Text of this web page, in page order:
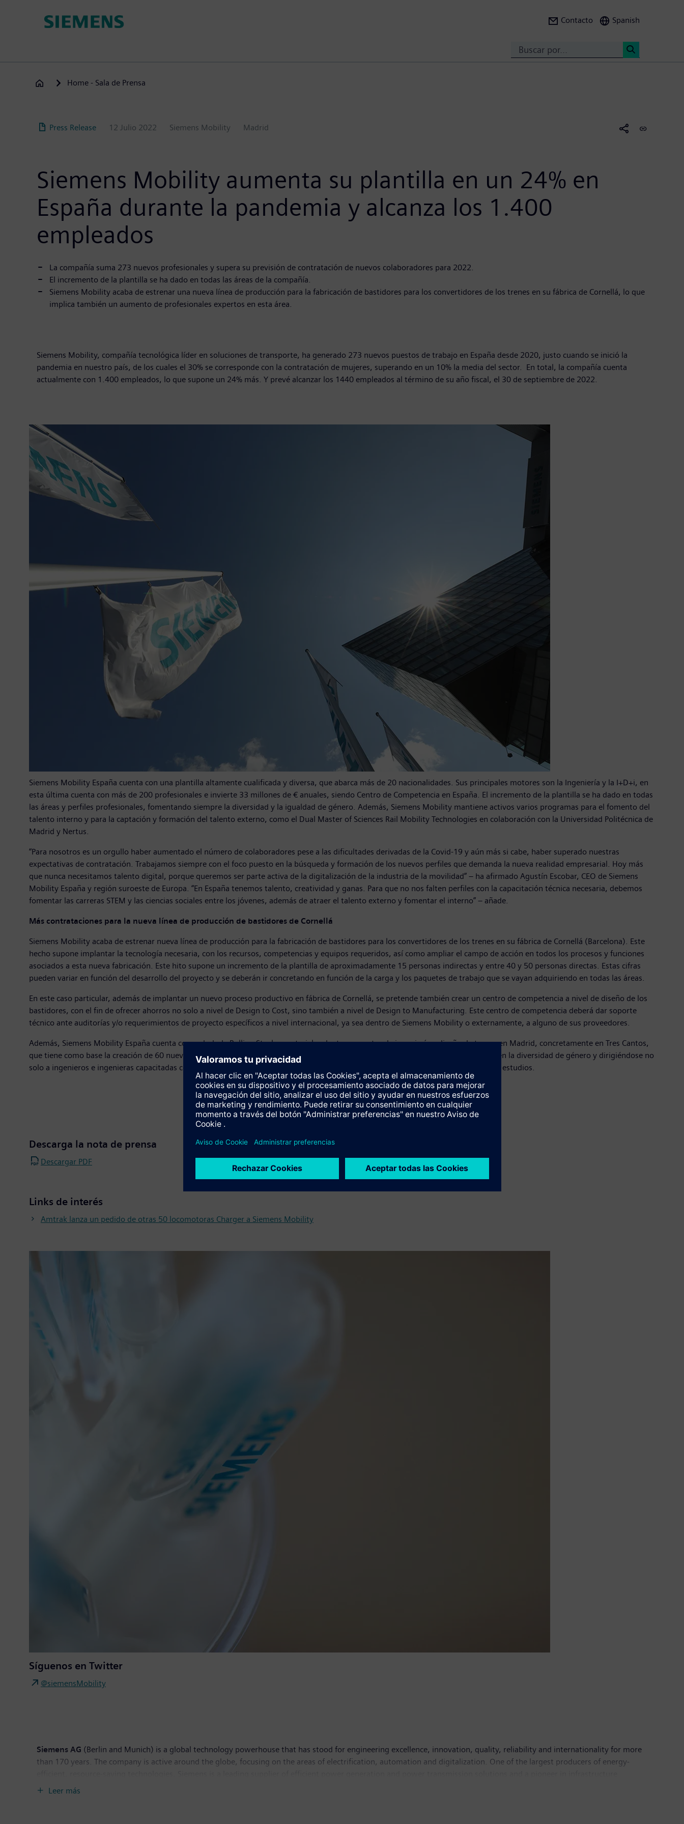
Contacto Spanish
Home - Sala de Prensa
Press Release 12 Julio 2022 Siemens Mobility Madrid
Siemens Mobility aumenta su plantilla en un 24% en
España durante la pandemia y alcanza los 1.400
empleados
La compañía suma 273 nuevos profesionales y supera su previsión de contratación de nuevos colaboradores para 2022.
El incremento de la plantilla se ha dado en todas las áreas de la compañía.
Siemens Mobility acaba de estrenar una nueva línea de producción para la fabricación de bastidores para los convertidores de los trenes en su fábrica de Cornellá, lo que
implica también un aumento de profesionales expertos en esta área.
Siemens Mobility, compañía tecnológica líder en soluciones de transporte, ha generado 273 nuevos puestos de trabajo en España desde 2020, justo cuando se inició la
pandemia en nuestro país, de los cuales el 30% se corresponde con la contratación de mujeres, superando en un 10% la media del sector. En total, la compañía cuenta
actualmente con 1.400 empleados, lo que supone un 24% más. Y prevé alcanzar los 1440 empleados al término de su año fiscal, el 30 de septiembre de 2022.
Siemens Mobility España cuenta con una plantilla altamente cualificada y diversa, que abarca más de 20 nacionalidades. Sus principales motores son la Ingeniería y la I+D+i, en
esta última cuenta con más de 200 profesionales e invierte 33 millones de € anuales, siendo Centro de Competencia en España. El incremento de la plantilla se ha dado en todas
las áreas y perfiles profesionales, fomentando siempre la diversidad y la igualdad de género. Además, Siemens Mobility mantiene activos varios programas para el fomento del
talento interno y para la captación y formación del talento externo, como el Dual Master of Sciences Rail Mobility Technologies en colaboración con la Universidad Politécnica de
Madrid y Nertus.
“Para nosotros es un orgullo haber aumentado el número de colaboradores pese a las dificultades derivadas de la Covid-19 y aún más si cabe, haber superado nuestras
expectativas de contratación. Trabajamos siempre con el foco puesto en la búsqueda y formación de los nuevos perfiles que demanda la nueva realidad empresarial. Hoy más
que nunca necesitamos talento digital, porque queremos ser parte activa de la digitalización de la industria de la movilidad” – ha afirmado Agustín Escobar, CEO de Siemens
Mobility España y región suroeste de Europa. “En España tenemos talento, creatividad y ganas. Para que no nos falten perfiles con la capacitación técnica necesaria, debemos
fomentar las carreras STEM y las ciencias sociales entre los jóvenes, además de atraer el talento externo y fomentar el interno” – añade.
Más contrataciones para la nueva línea de producción de bastidores de Cornellá
Siemens Mobility acaba de estrenar nueva línea de producción para la fabricación de bastidores para los convertidores de los trenes en su fábrica de Cornellá (Barcelona). Este
hecho supone implantar la tecnología necesaria, con los recursos, competencias y equipos requeridos, así como ampliar el campo de acción en todos los procesos y funciones
asociados a esta nueva fabricación. Este hito supone un incremento de la plantilla de aproximadamente 15 personas indirectas y entre 40 y 50 personas directas. Estas cifras
pueden variar en función del desarrollo del proyecto y se deberán ir concretando en función de la carga y los paquetes de trabajo que se vayan adquiriendo en todas las áreas.
En este caso particular, además de implantar un nuevo proceso productivo en fábrica de Cornellá, se pretende también crear un centro de competencia a nivel de diseño de los
bastidores, con el fin de ofrecer ahorros no solo a nivel de Design to Cost, sino también a nivel de Design to Manufacturing. Este centro de competencia deberá dar soporte
técnico ante auditorías y/o requerimientos de proyecto específicos a nivel internacional, ya sea dentro de Siemens Mobility o externamente, a alguno de sus proveedores.
Además, Siemens Mobility España cuenta con su hub de Rolling Stock o material rodante, un centro de ingeniería y diseño de trenes en Madrid, concretamente en Tres Cantos,
que tiene como base la creación de 60 nuevos puestos de ingeniería altamente cualificados, hasta 2025, poniendo especial atención en la diversidad de género y dirigiéndose no
solo a ingenieros e ingenieras capacitadas con experiencia en el sector ferroviario, sino también a estudiantes en el último año de sus estudios.
Descarga la nota de prensa
Descargar PDF
Links de interés
Amtrak lanza un pedido de otras 50 locomotoras Charger a Siemens Mobility
Síguenos en Twitter
@siemensMobility
Siemens AG (Berlin and Munich) is a global technology powerhouse that has stood for engineering excellence, innovation, quality, reliability and internationality for more
than 170 years. The company is active around the globe, focusing on the areas of electrification, automation and digitalization. One of the largest producers of energy-
solutions as well as automation, drive and software solutions for industry. With its publicly listed subsidiary Siemens Healthineers AG, the company is also a leading
Leer más